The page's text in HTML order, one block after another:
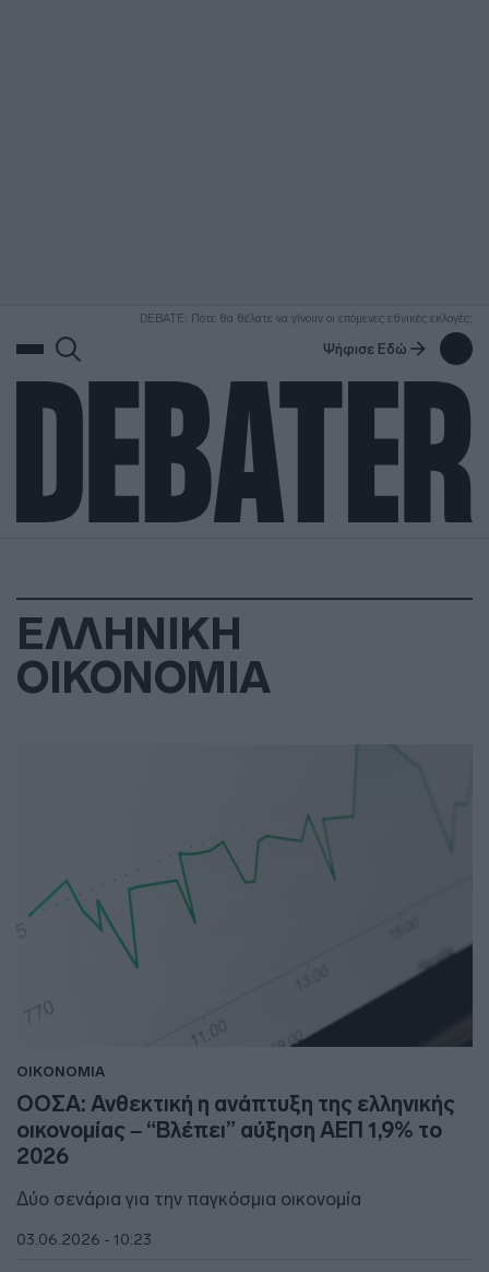
DEBATE: Πότε θα θέλατε να γίνουν οι επόμενες εθνικές εκλογές;
Ψήφισε Εδώ
ΕΛΛΗΝΙΚΗ
ΟΙΚΟΝΟΜΙΑ
ΟΙΚΟΝΟΜΙΑ
ΟΟΣΑ: Ανθεκτική η ανάπτυξη της ελληνικής
οικονομίας – “Βλέπει” αύξηση ΑΕΠ 1,9% το
2026
Δύο σενάρια για την παγκόσμια οικονομία
03.06.2026 - 10:23